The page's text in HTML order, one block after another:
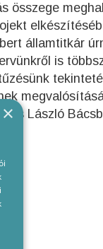
összege
államtitkár
is
László
×